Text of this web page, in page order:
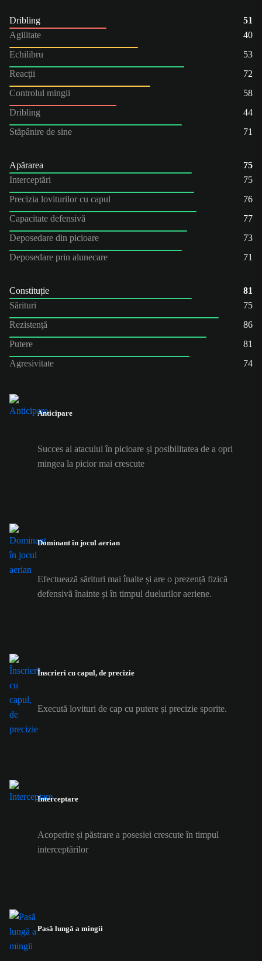
Dribling
51
Agilitate
40
Echilibru
53
Reacţii
72
Controlul mingii
58
Dribling
44
Stăpânire de sine
71
Apărarea
75
Interceptări
75
Precizia loviturilor cu capul
76
Capacitate defensivă
77
Deposedare din picioare
73
Deposedare prin alunecare
71
Constituție
81
Sărituri
75
Rezistenţă
86
Putere
81
Agresivitate
74
Anticipare
Succes al atacului în picioare și posibilitatea de a opri
mingea la picior mai crescute
Dominant în jocul aerian
Efectuează sărituri mai înalte și are o prezență fizică
defensivă înainte și în timpul duelurilor aeriene.
Înscrieri cu capul, de precizie
Execută lovituri de cap cu putere și precizie sporite.
Interceptare
Acoperire și păstrare a posesiei crescute în timpul
interceptărilor
Pasă lungă a mingii